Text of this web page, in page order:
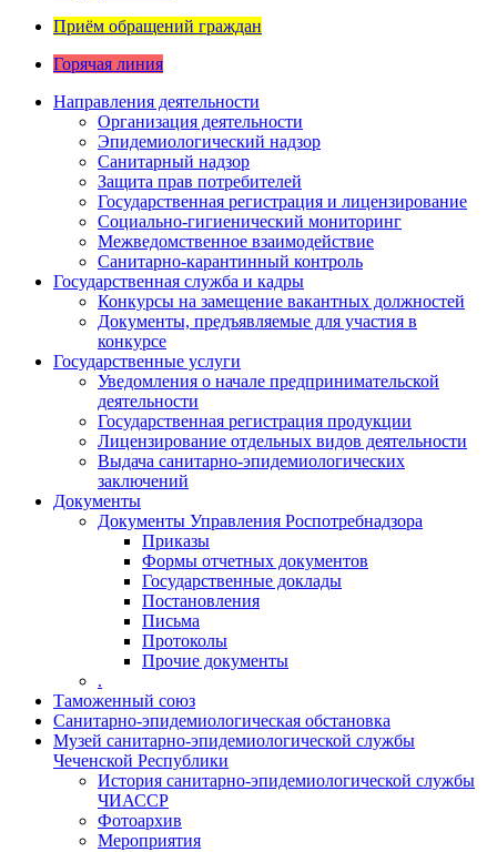
Приём обращений граждан
Горячая линия
Направления деятельности
Организация деятельности
Эпидемиологический надзор
Санитарный надзор
Защита прав потребителей
Государственная регистрация и лицензирование
Социально-гигиенический мониторинг
Межведомственное взаимодействие
Санитарно-карантинный контроль
Государственная служба и кадры
Конкурсы на замещение вакантных должностей
Документы, предъявляемые для участия в
конкурсе
Государственные услуги
Уведомления о начале предпринимательской
деятельности
Государственная регистрация продукции
Лицензирование отдельных видов деятельности
Выдача санитарно-эпидемиологических
заключений
Документы
Документы Управления Роспотребнадзора
Приказы
Формы отчетных документов
Государственные доклады
Постановления
Письма
Протоколы
Прочие документы
.
Таможенный союз
Санитарно-эпидемиологическая обстановка
Музей санитарно-эпидемиологической службы
Чеченской Республики
История санитарно-эпидемиологической службы
ЧИАССР
Фотоархив
Мероприятия